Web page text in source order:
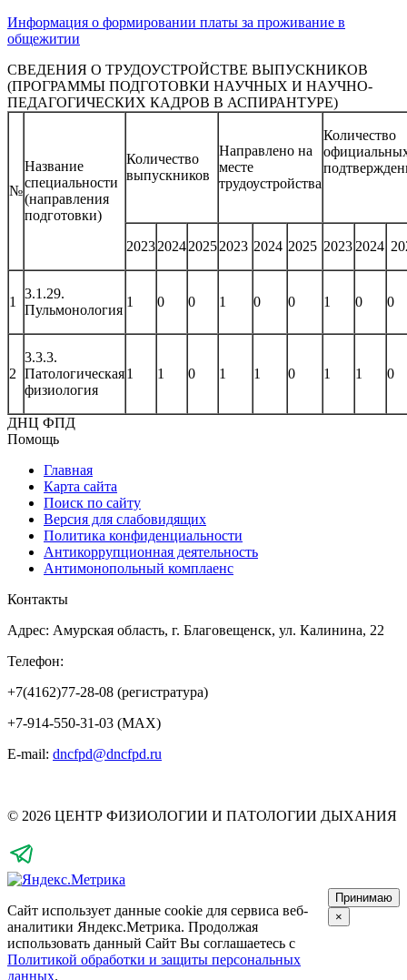
Информация о формировании платы за проживание в
общежитии
СВЕДЕНИЯ О ТРУДОУСТРОЙСТВЕ ВЫПУСКНИКОВ
(ПРОГРАММЫ ПОДГОТОВКИ НАУЧНЫХ И НАУЧНО-
ПЕДАГОГИЧЕСКИХ КАДРОВ В АСПИРАНТУРЕ)
№
Название
специальности
(направления
подготовки)
Количество
выпускников
Направлено на
месте
трудоустройства
Количество
2023202420252023 2024 2025 2023 2024
1
3.1.29.
Пульмонология
1 0 0 1 0 0 1 0
2
3.3.3.
Патологическая
физиология
1 1 0 1 1 0 1 1 0
ДНЦ ФПД
Помощь
Главная
Карта сайта
Поиск по сайту
Версия для слабовидящих
Политика конфиденциальности
Антикоррупционная деятельность
Антимонопольный комплаенс
Контакты
Адрес: Амурская область, г. Благовещенск, ул. Калинина, 22
Телефон:
+7(4162)77-28-08 (регистратура)
+7-914-550-31-03 (MAX)
E-mail: dncfpd@dncfpd.ru
© 2026 ЦЕНТР ФИЗИОЛОГИИ И ПАТОЛОГИИ ДЫХАНИЯ
Сайт использует данные cookie для сервиса веб-
аналитики Яндекс.Метрика. Продолжая
использовать данный Сайт Вы соглашаетесь с
Политикой обработки и защиты персональных
данных.
Принимаю
×